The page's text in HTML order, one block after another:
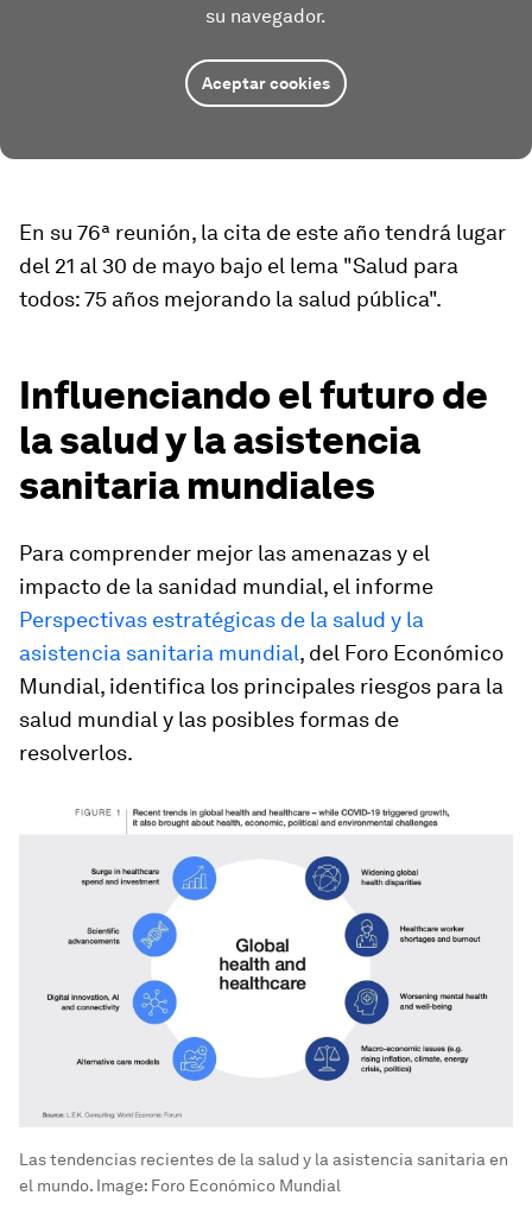
su navegador.
Aceptar cookies
En su 76ª reunión, la cita de este año tendrá lugar
del 21 al 30 de mayo bajo el lema "Salud para
todos: 75 años mejorando la salud pública".
Influenciando el futuro de
la salud y la asistencia
sanitaria mundiales
Para comprender mejor las amenazas y el
impacto de la sanidad mundial, el informe
Perspectivas estratégicas de la salud y la
asistencia sanitaria mundial, del Foro Económico
Mundial, identifica los principales riesgos para la
salud mundial y las posibles formas de
resolverlos.
Las tendencias recientes de la salud y la asistencia sanitaria en
el mundo. Image: Foro Económico Mundial